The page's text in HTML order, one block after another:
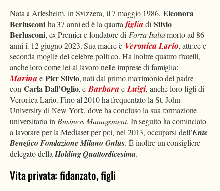
Nata a Arlesheim, in Svizzera, il 7 maggio 1986, Eleonora
Berlusconi ha 37 anni ed è la quartafigliadi Silvio
Berlusconi, ex Premier e fondatore di Forza Italiamorto ad 86
anni il 12 giugno 2023. Sua madre è Veronica Lario, attrice e
seconda moglie del celebre politico. Ha inoltre quattro fratelli,
anche loro come lei al lavoro nelle imprese di famiglia:
Marinae Pier Silvio, nati dal primo matrimonio del padre
con Carla Dall’Oglio, eBarbaraeLuigi, anche loro figli di
Veronica Lario. Fino al 2010 ha frequentato la St. John
University di New York, dove ha concluso la sua formazione
universitaria in Business Management. In seguito ha cominciato
a lavorare per la Mediaset per poi, nel 2013, occuparsi dell’Ente
Benefico Fondazione Milano Onlus. È inoltre un consigliere
delegato dellaHolding Quattordicesima.
Vita privata: fidanzato, figli